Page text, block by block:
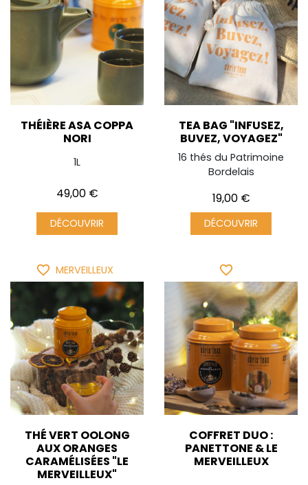
THÉIÈRE ASA COPPA
NORI
1L
Prix
49,00 €
DÉCOUVRIR
TEA BAG "INFUSEZ,
BUVEZ, VOYAGEZ"
16 thés du Patrimoine
Bordelais
Prix
19,00 €
DÉCOUVRIR
favorite_border MERVEILLEUX
THÉ VERT OOLONG
AUX ORANGES
CARAMÉLISÉES "LE
MERVEILLEUX"
favorite_border
COFFRET DUO :
PANETTONE & LE
MERVEILLEUX